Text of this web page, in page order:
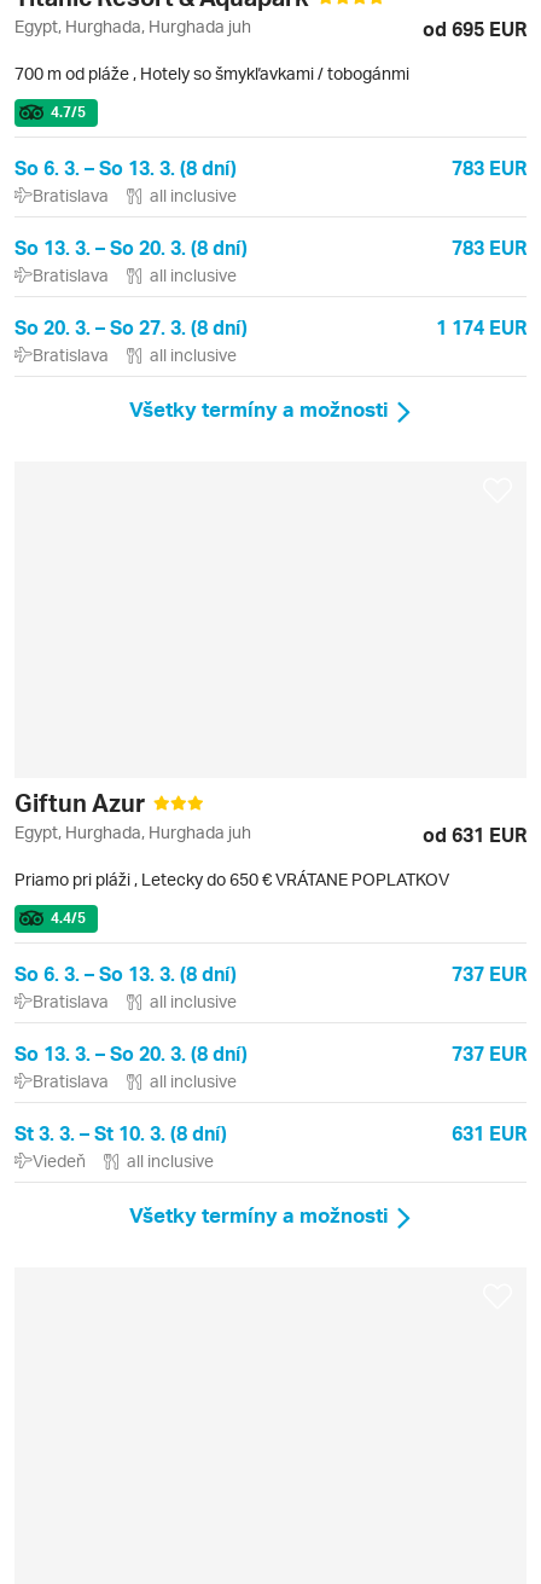
Egypt, Hurghada, Hurghada juh od 695 EUR
700 m od pláže , Hotely so šmykľavkami / tobogánmi
4.7/5
So 6. 3. – So 13. 3. (8 dní) 783 EUR
Bratislava all inclusive
So 13. 3. – So 20. 3. (8 dní) 783 EUR
Bratislava all inclusive
So 20. 3. – So 27. 3. (8 dní) 1 174 EUR
Bratislava all inclusive
Všetky termíny a možnosti
Giftun Azur
Egypt, Hurghada, Hurghada juh od 631 EUR
Priamo pri pláži , Letecky do 650 € VRÁTANE POPLATKOV
4.4/5
So 6. 3. – So 13. 3. (8 dní) 737 EUR
Bratislava all inclusive
So 13. 3. – So 20. 3. (8 dní) 737 EUR
Bratislava all inclusive
St 3. 3. – St 10. 3. (8 dní) 631 EUR
Viedeň all inclusive
Všetky termíny a možnosti